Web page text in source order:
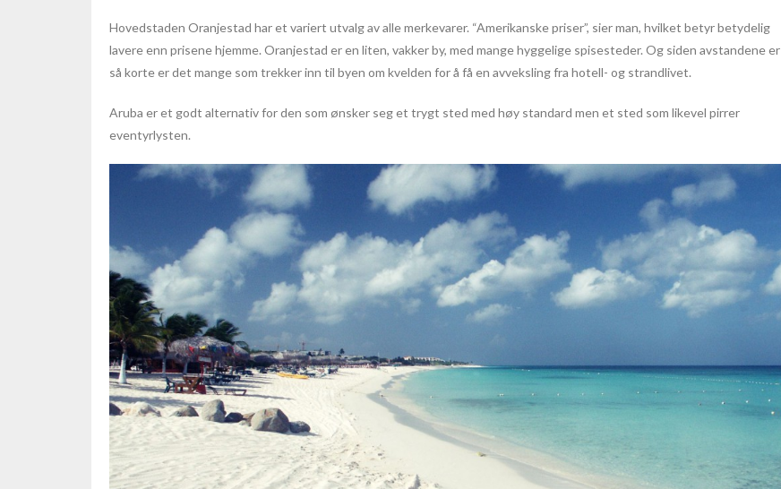
Hovedstaden Oranjestad har et variert utvalg av alle merkevarer. “Amerikanske priser”, sier man, hvilket betyr betydelig
lavere enn prisene hjemme. Oranjestad er en liten, vakker by, med mange hyggelige spisesteder. Og siden avstandene er
så korte er det mange som trekker inn til byen om kvelden for å få en avveksling fra hotell- og strandlivet.
Aruba er et godt alternativ for den som ønsker seg et trygt sted med høy standard men et sted som likevel pirrer
eventyrlysten.